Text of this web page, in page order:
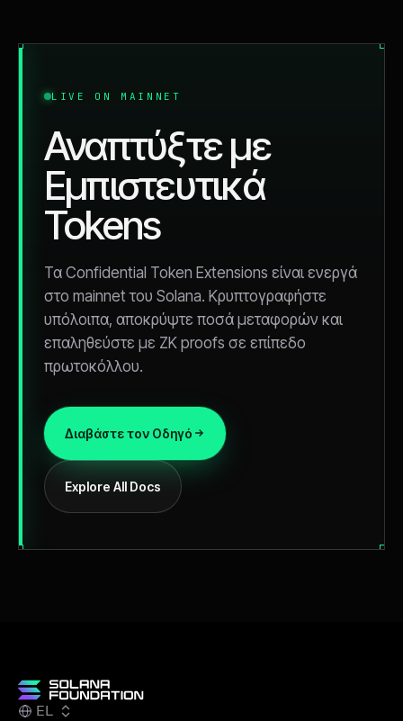
LIVE ON MAINNET
Αναπτύξτε με
Εμπιστευτικά
Tokens
Τα Confidential Token Extensions είναι ενεργά
στο mainnet του Solana. Κρυπτογραφήστε
υπόλοιπα, αποκρύψτε ποσά μεταφορών και
επαληθεύστε με ZK proofs σε επίπεδο
πρωτοκόλλου.
Διαβάστε τον Οδηγό
Explore All Docs
EL